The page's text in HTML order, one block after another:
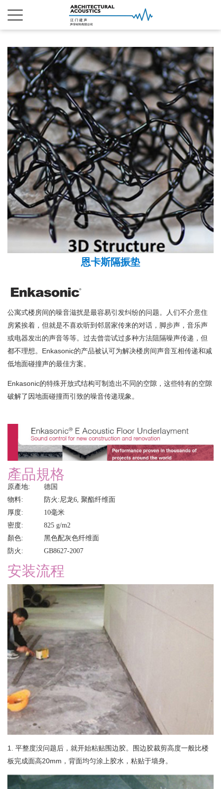
恩卡斯隔振垫
公寓式楼房间的噪音滋扰是最容易引发纠纷的问题。人们不介意住
房紧挨着，但就是不喜欢听到邻居家传来的对话，脚步声，音乐声
或电器发出的声音等等。过去曾尝试过多种方法阻隔噪声传递，但
都不理想。Enkasonic的产品被认可为解决楼房间声音互相传递和减
低地面碰撞声的最佳方案。
Enkasonic的特殊开放式结构可制造出不同的空隙，这些特有的空隙
破解了因地面碰撞而引致的噪音传递现象。
產品規格
原產地: 德国
物料: 防火:尼龙6, 聚酯纤维面
厚度: 10毫米
密度: 825 g/m2
顏色: 黑色配灰色纤维面
防火: GB8627-2007
安装流程
1. 平整度没问题后，就开始粘贴围边胶。围边胶裁剪高度一般比楼
板完成面高20mm，背面均匀涂上胶水，粘贴于墙身。